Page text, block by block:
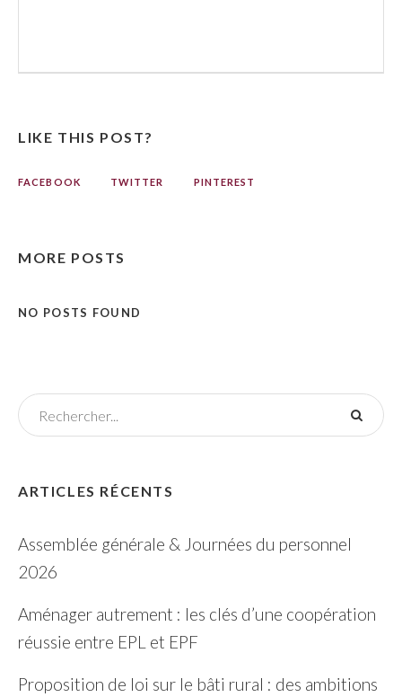
LIKE THIS POST?
FACEBOOK TWITTER PINTEREST
MORE POSTS
NO POSTS FOUND
ARTICLES RÉCENTS
Assemblée générale & Journées du personnel
2026
Aménager autrement : les clés d’une coopération
réussie entre EPL et EPF
Proposition de loi sur le bâti rural : des ambitions